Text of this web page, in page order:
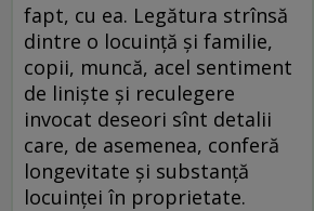
fapt, cu ea. Legătura strînsă
dintre o locuință și familie,
copii, muncă, acel sentiment
de liniște și reculegere
invocat deseori sînt detalii
care, de asemenea, conferă
longevitate și substanță
locuinței în proprietate.